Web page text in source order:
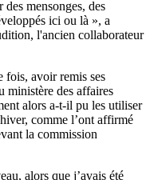
mensonges, des
ici ou là », a
l'ancien collaborateur
fois, avoir remis ses
ministère des affaires
alors a-t-il pu les utiliser
comme l’ont affirmé
la commission
alors que j’avais été